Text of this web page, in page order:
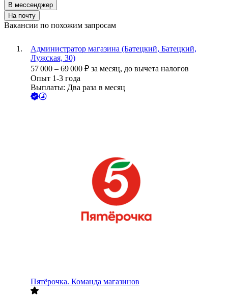
В мессенджер
На почту
Вакансии по похожим запросам
Администратор магазина (Батецкий, Батецкий,
Лужская, 30)
57 000 – 69 000 ₽ за месяц, до вычета налогов
Опыт 1-3 года
Выплаты: Два раза в месяц
Пятёрочка. Команда магазинов